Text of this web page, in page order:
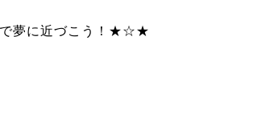
夢に近づこう！★☆★